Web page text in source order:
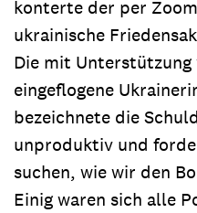
konterte der per
ukrainische
Die mit
eingeflogene
bezeichnete die
unproduktiv und
suchen, wie wir den
Einig waren sich alle